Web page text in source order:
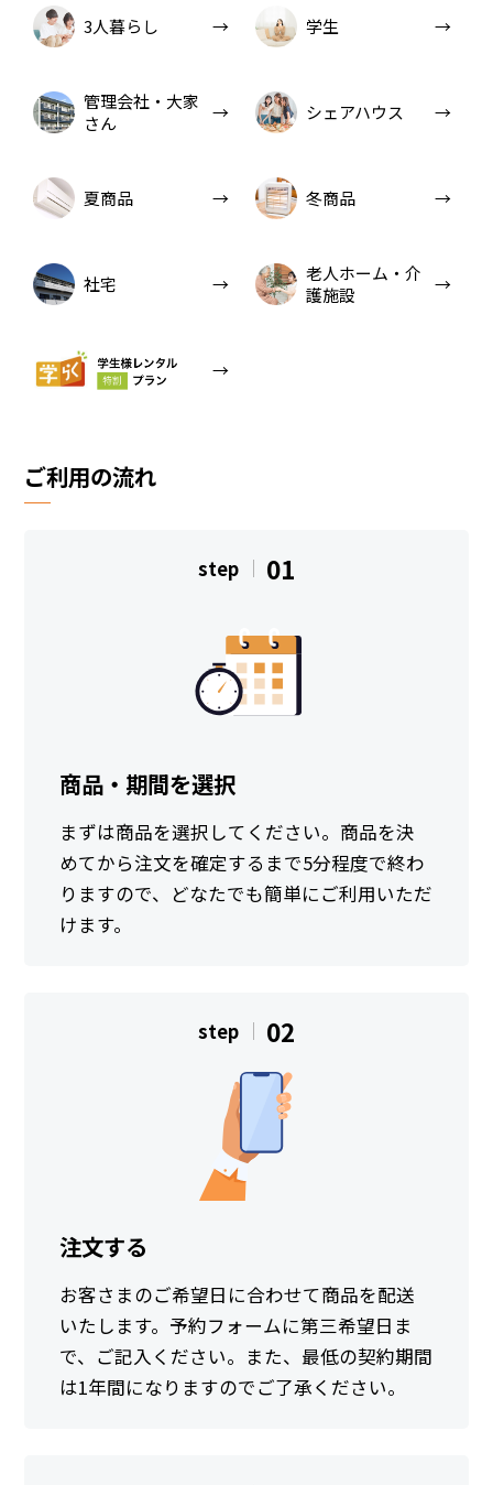
3人暮らし 学生
管理会社・大家
さん
シェアハウス
夏商品 冬商品
社宅
老人ホーム・介
護施設
ご利用の流れ
step 01
商品・期間を選択
まずは商品を選択してください。商品を決
めてから注文を確定するまで5分程度で終わ
りますので、どなたでも簡単にご利用いただ
けます。
step 02
注文する
お客さまのご希望日に合わせて商品を配送
いたします。予約フォームに第三希望日ま
で、ご記入ください。また、最低の契約期間
は1年間になりますのでご了承ください。